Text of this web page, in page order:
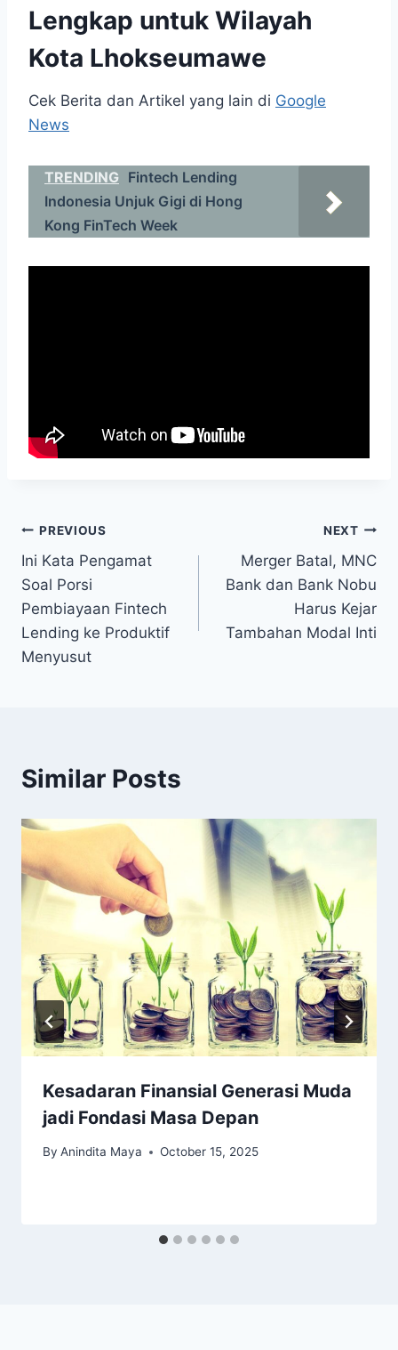
Lengkap untuk Wilayah
Kota Lhokseumawe
Cek Berita dan Artikel yang lain di Google
News
TRENDING Fintech Lending
Indonesia Unjuk Gigi di Hong
Kong FinTech Week
Post
navigation
PREVIOUS
Ini Kata Pengamat
Soal Porsi
Pembiayaan Fintech
Lending ke Produktif
Menyusut
NEXT
Merger Batal, MNC
Bank dan Bank Nobu
Harus Kejar
Tambahan Modal Inti
Similar Posts
Kesadaran Finansial Generasi Muda
jadi Fondasi Masa Depan
By Anindita Maya October 15, 2025